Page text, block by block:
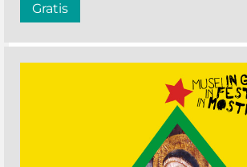
Gratis